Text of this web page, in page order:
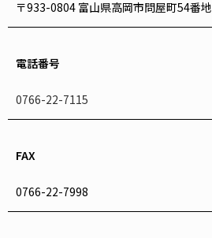
〒933-0804 富山県高岡市問屋町54番地
電話番号
0766-22-7115
FAX
0766-22-7998